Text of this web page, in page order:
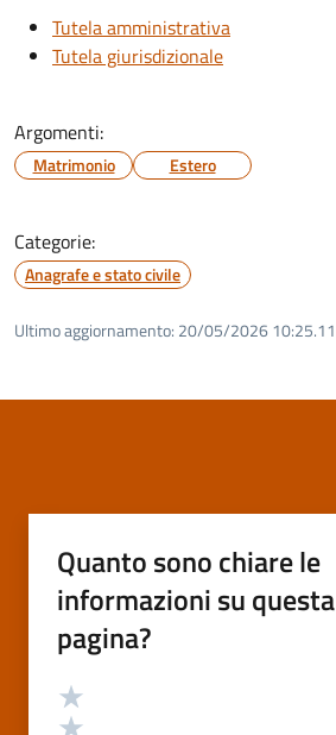
Tutela amministrativa
Tutela giurisdizionale
Argomenti:
Matrimonio Estero
Categorie:
Anagrafe e stato civile
Ultimo aggiornamento: 20/05/2026 10:25.11
Quanto sono chiare le
informazioni su questa
pagina?
Valutazione